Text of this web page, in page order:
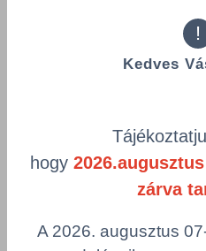
!
Kedves
hogy
zárva
A 2026. augusztus